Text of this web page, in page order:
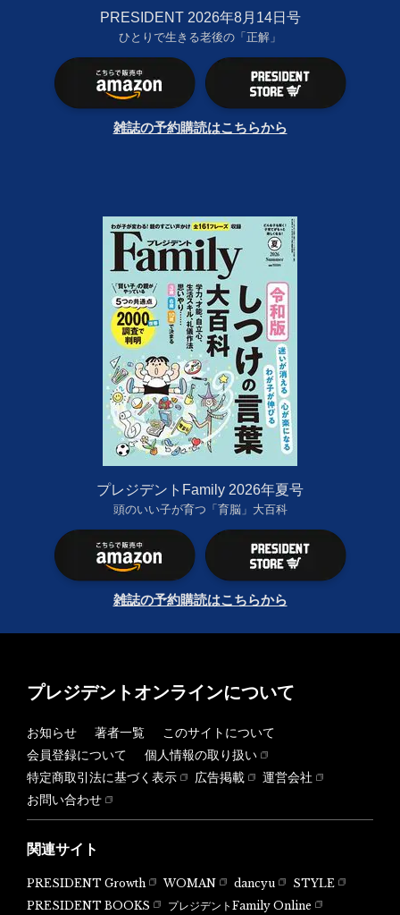
PRESIDENT 2026年8月14日号
ひとりで生きる老後の「正解」
雑誌の予約購読はこちらから
プレジデントFamily 2026年夏号
頭のいい子が育つ「育脳」大百科
雑誌の予約購読はこちらから
プレジデントオンラインについて
お知らせ 著者一覧
このサイトについて
会員登録について
個人情報の取り扱い
特定商取引法に基づく表示
広告掲載
運営会社
お問い合わせ
関連サイト
PRESIDENT Growth WOMAN dancyu
STYLE
PRESIDENT BOOKS
プレジデントFamily Online